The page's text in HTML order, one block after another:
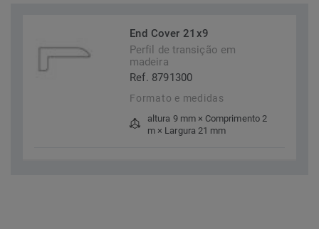
End Cover 21x9
Perfil de transição em
madeira
Ref. 8791300
Formato e medidas
altura 9 mm × Comprimento 2
m × Largura 21 mm